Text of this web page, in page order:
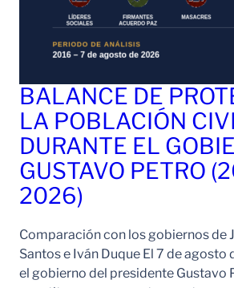
BALANCE DE
LA POBLACIÓN
DURANTE EL
GUSTAVO PETRO
2026)
Comparación con los gobiernos de
Santos e Iván Duque El 7 de
el gobierno del presidente Gustavo